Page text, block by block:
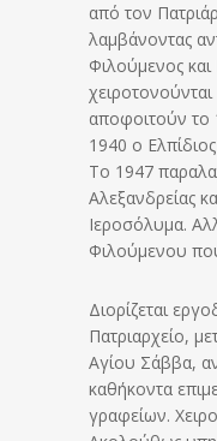
από τον
λαμβάνοντας
Φιλούμενος
αποφοιτούν το
1940 ο
Το 1947
Αλεξανδρείας
Ιεροσόλυμα.
Φιλούμενου
Διορίζεται
Πατριαρχείο,
Αγίου Σάββα,
καθήκοντα
γραφείων.